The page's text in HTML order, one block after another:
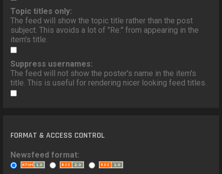
Topic titles only:
The feed will show the topic title rather than the post
subject. This avoids a lot of "Re:" from appearing in the
item's title.
Suppress usernames:
The feed will not show the poster's name in the item's
title. This is useful for rendering nicer looking feed titles.
FORMAT & ACCESS CONTROL
Newsfeed format: